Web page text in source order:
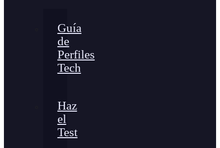
Guía
de
Perfiles
Tech
Haz
el
Test